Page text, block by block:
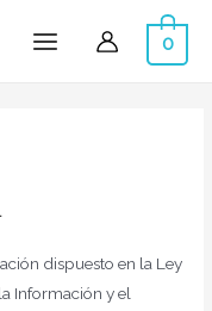
0
dispuesto en la Ley
Información y el